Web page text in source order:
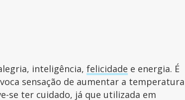
inteligência,felicidade e energia. É
sensação de aumentar a temperatura
se ter cuidado, já que utilizada em